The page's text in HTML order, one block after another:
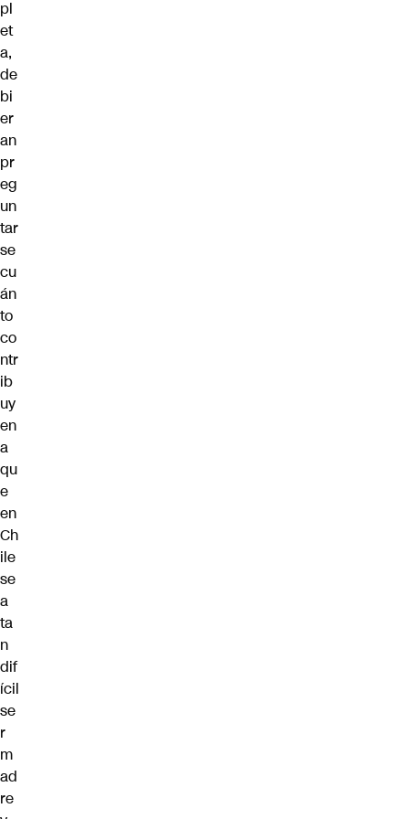
pl
et
a,
de
bi
er
an
pr
eg
un
tar
se
cu
án
to
co
ntr
ib
uy
en
a
qu
e
en
Ch
ile
se
a
ta
n
dif
ícil
se
r
m
ad
re